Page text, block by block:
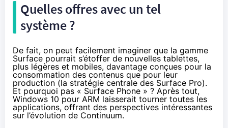
Quelles offres avec un tel
système ?
De fait, on peut facilement imaginer que la gamme
Surface pourrait s’étoffer de nouvelles tablettes,
plus légères et mobiles, davantage conçues pour la
consommation des contenus que pour leur
production (la stratégie centrale des Surface Pro).
Et pourquoi pas « Surface Phone » ? Après tout,
Windows 10 pour ARM laisserait tourner toutes les
applications, offrant des perspectives intéressantes
sur l’évolution de Continuum.